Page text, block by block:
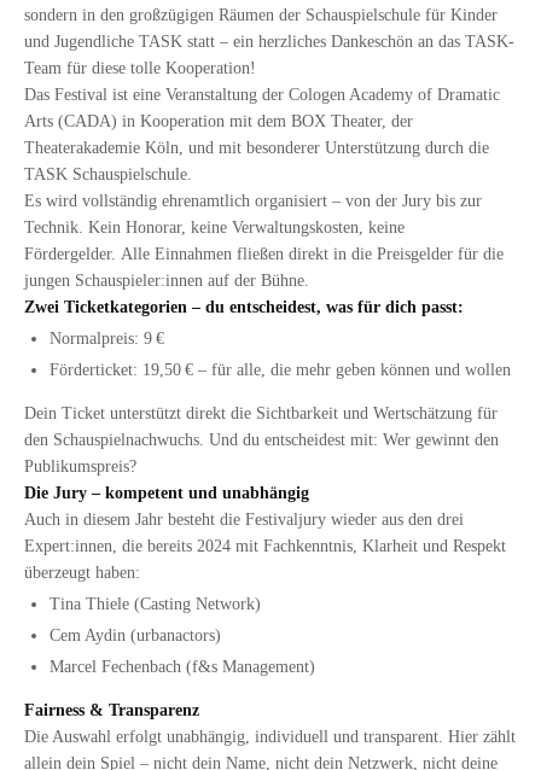
sondern in den großzügigen Räumen der Schauspielschule für Kinder
und Jugendliche TASK statt – ein herzliches Dankeschön an das TASK-
Team für diese tolle Kooperation!
Das Festival ist eine Veranstaltung der Cologen Academy of Dramatic
Arts (CADA) in Kooperation mit dem BOX Theater, der
Theaterakademie Köln, und mit besonderer Unterstützung durch die
TASK Schauspielschule.
Es wird vollständig ehrenamtlich organisiert – von der Jury bis zur
Technik. Kein Honorar, keine Verwaltungskosten, keine
Fördergelder. Alle Einnahmen fließen direkt in die Preisgelder für die
jungen Schauspieler:innen auf der Bühne.
Zwei Ticketkategorien – du entscheidest, was für dich passt:
Normalpreis: 9 €
Förderticket: 19,50 € – für alle, die mehr geben können und wollen
Dein Ticket unterstützt direkt die Sichtbarkeit und Wertschätzung für
den Schauspielnachwuchs. Und du entscheidest mit: Wer gewinnt den
Publikumspreis?
Die Jury – kompetent und unabhängig
Auch in diesem Jahr besteht die Festivaljury wieder aus den drei
Expert:innen, die bereits 2024 mit Fachkenntnis, Klarheit und Respekt
überzeugt haben:
Tina Thiele (Casting Network)
Cem Aydin (urbanactors)
Marcel Fechenbach (f&s Management)
Fairness & Transparenz
Die Auswahl erfolgt unabhängig, individuell und transparent. Hier zählt
allein dein Spiel – nicht dein Name, nicht dein Netzwerk, nicht deine